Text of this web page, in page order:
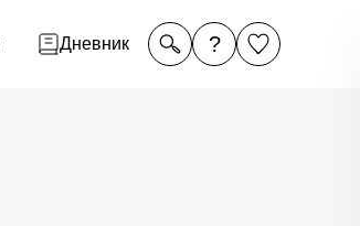
Дневник ?